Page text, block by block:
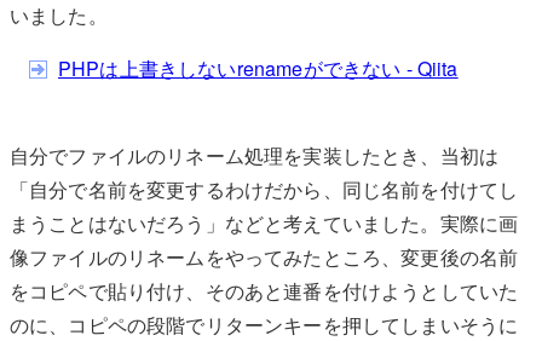
いました。
PHPは上書きしないrenameができない - Qiita
自分でファイルのリネーム処理を実装したとき、当初は
「自分で名前を変更するわけだから、同じ名前を付けてし
まうことはないだろう」などと考えていました。実際に画
像ファイルのリネームをやってみたところ、変更後の名前
をコピペで貼り付け、そのあと連番を付けようとしていた
のに、コピペの段階でリターンキーを押してしまいそうに